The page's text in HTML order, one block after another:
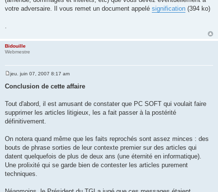
votre adversaire. Il vous remet un document appelé signification (394 ko)
Bidouille
Webmestre
M
s
g
e
jeu. juin 07, 2007 8:17 am
Conclusion de cette affaire
Tout d'abord, il est amusant de constater que PC SOFT qui voulait faire
supprimer les articles litigieux, les a fait passer à la postérité
définitivement.
On notera quand même que les faits reprochés sont assez minces : des
bouts de phrase sorties de leur contexte premier sur des articles qui
datent quelquefois de plus de deux ans (une éternité en informatique).
Une prolixité qui se garde bien de contester les articles purement
techniques.